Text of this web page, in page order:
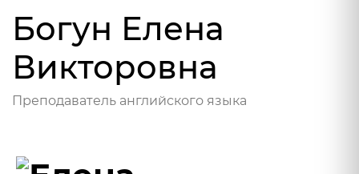
Богун Елена
Викторовна
Преподаватель английского языка